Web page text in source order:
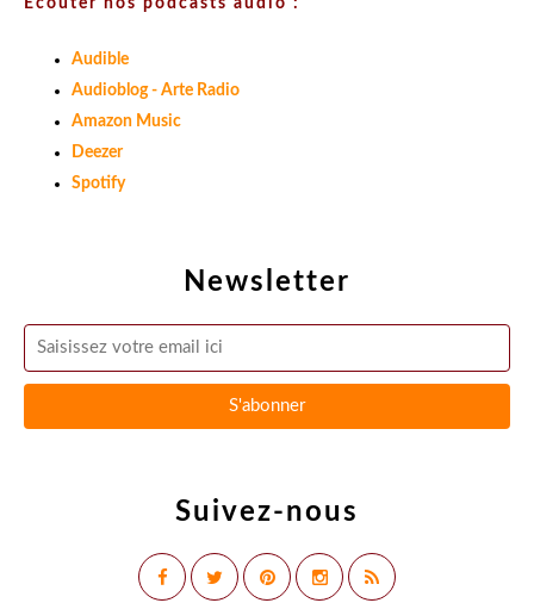
Newsletter
Suivez-nous
Ecouter nos podcasts audio :
Audible
Audioblog - Arte Radio
Amazon Music
Deezer
Spotify